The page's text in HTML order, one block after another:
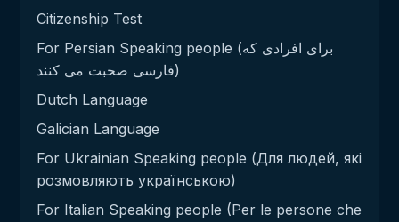
Citizenship Test
For Persian Speaking people (برای افرادی که
فارسی صحبت می کنند)
Dutch Language
Galician Language
For Ukrainian Speaking people (Для людей, які
розмовляють українською)
For Italian Speaking people (Per le persone che